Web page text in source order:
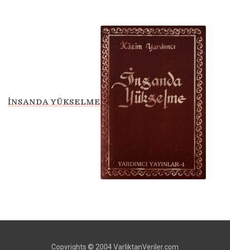
İNSANDA YÜKSELME
Copyrights © 2004 VarliktanVeriler.com